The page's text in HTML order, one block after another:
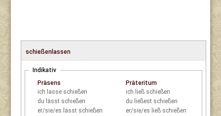
schießenlassen
Indikativ
Präsens
ich lasse schießen
du lässt schießen
er/sie/es lässt schießen
Präteritum
ich ließ schießen
du ließest schießen
er/sie/es ließ schießen